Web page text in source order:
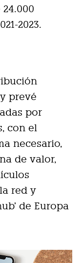
2023.
prevé
por
con el
necesario,
de valor,
red y
de Europa